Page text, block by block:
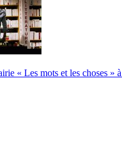
« Les mots et les choses »